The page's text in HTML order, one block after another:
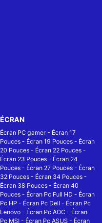
ÉCRAN
Écran PC gamer - Écran 17
Pouces - Écran 19 Pouces - Écran
20 Pouces - Écran 22 Pouces -
Écran 23 Pouces - Écran 24
Pouces - Écran 27 Pouces - Écran
32 Pouces - Écran 34 Pouces -
Écran 38 Pouces - Écran 40
Pouces - Écran Pc Full HD - Écran
Pc HP - Écran Pc Dell - Écran Pc
Lenovo - Écran Pc AOC - Écran
Pc MSI - Écran Pc ASUS - Écran